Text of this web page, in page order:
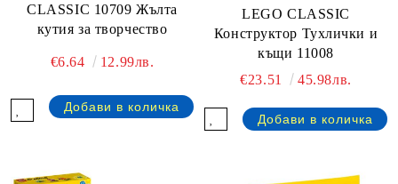
CLASSIC 10709 Жълта
кутия за творчество
€6.64 12.99лв.
LEGO CLASSIC
Конструктор Тухлички и
къщи 11008
€23.51
45.98лв.